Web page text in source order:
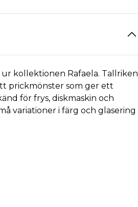
ur kollektionen Rafaela. Tallriken
prickmönster som ger ett
för frys, diskmaskin och
variationer i färg och glasering